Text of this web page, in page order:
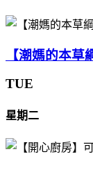
【潮媽的本草
TUE
星期二